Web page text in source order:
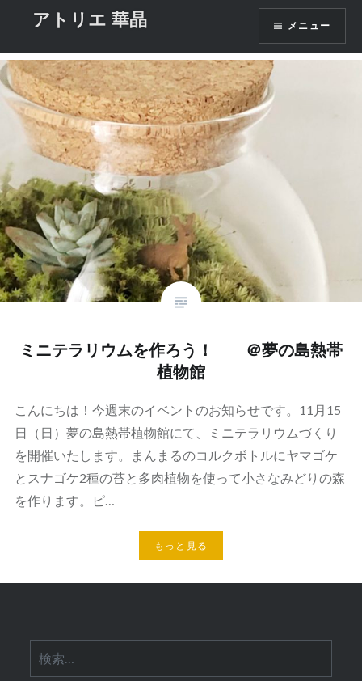
テ
ン
ツ
へ
ッ
プ
アトリエ 華晶 メニュー
タグ:コケテラリウム
ミニテラリウムを作ろう！ ＠夢の島熱帯
植物館
こんにちは！今週末のイベントのお知らせです。11月15
日（日）夢の島熱帯植物館にて、ミニテラリウムづくり
を開催いたします。まんまるのコルクボトルにヤマゴケ
とスナゴケ2種の苔と多肉植物を使って小さなみどりの森
を作ります。ピ…
もっと見る
索: